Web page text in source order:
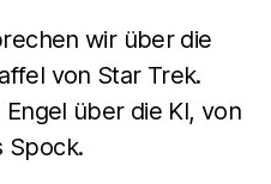
wir über die
von Star Trek.
über die KI, von
Spock.